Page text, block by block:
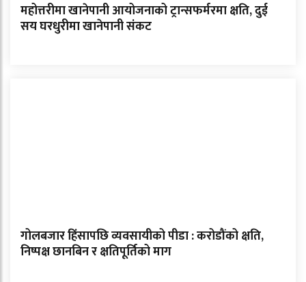
महोत्तरीमा खानेपानी आयोजनाको ट्रान्सफर्मरमा क्षति, दुई
सय घरधुरीमा खानेपानी संकट
गोलबजार हिंसापछि व्यवसायीको पीडा : करोडौंको क्षति,
निष्पक्ष छानबिन र क्षतिपूर्तिको माग